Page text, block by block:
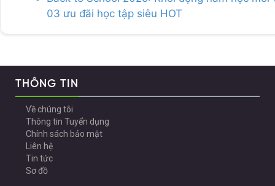
03 ưu đãi học tập siêu HOT
THÔNG TIN
Về chúng tôi
Thông tin Tuyển dụng
Chính sách bảo mật
Liên hệ
Tin tức
Sơ đồ